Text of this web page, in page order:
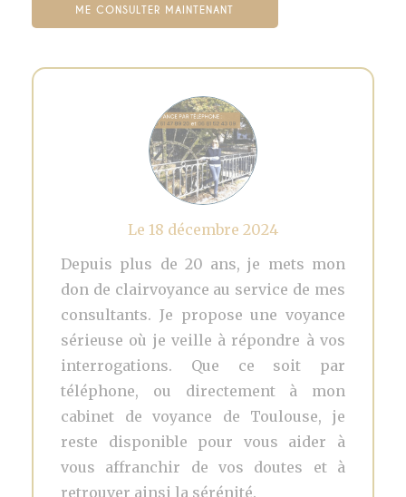
ME CONSULTER MAINTENANT
Le 18 décembre 2024
Depuis plus de 20 ans, je mets mon
don de clairvoyance au service de mes
consultants. Je propose une voyance
sérieuse où je veille à répondre à vos
interrogations. Que ce soit par
téléphone, ou directement à mon
cabinet de voyance de Toulouse, je
reste disponible pour vous aider à
vous affranchir de vos doutes et à
retrouver ainsi la sérénité.